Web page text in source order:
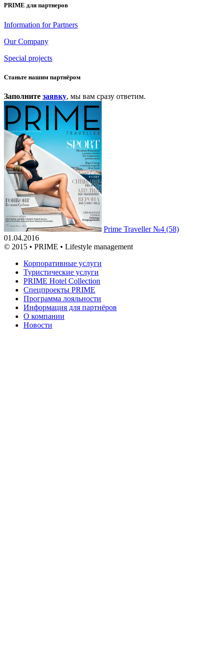
PRIME для партнеров
Information for Partners
Our Company
Special projects
Станьте нашим партнёром
Заполните заявку, мы вам сразу ответим.
Prime Traveller №4 (58)
01.04.2016
© 2015 • PRIME • Lifestyle management
Корпоративные услуги
Туристические услуги
PRIME Hotel Collection
Спецпроекты PRIME
Программа лояльности
Информация для партнёров
О компании
Новости